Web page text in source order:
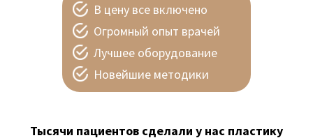
В цену все включено
Огромный опыт врачей
Лучшее оборудование
Новейшие методики
Тысячи пациентов сделали у нас пластику